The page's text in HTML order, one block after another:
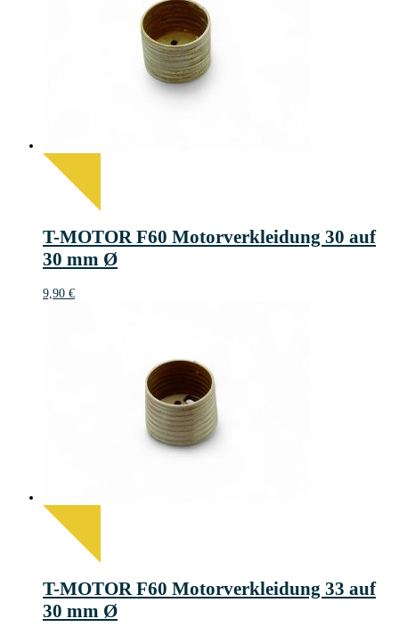
T-MOTOR F60 Motorverkleidung 30 auf
30 mm Ø
9,90 €
T-MOTOR F60 Motorverkleidung 33 auf
30 mm Ø